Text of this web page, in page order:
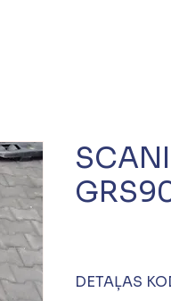
DETAĻAS